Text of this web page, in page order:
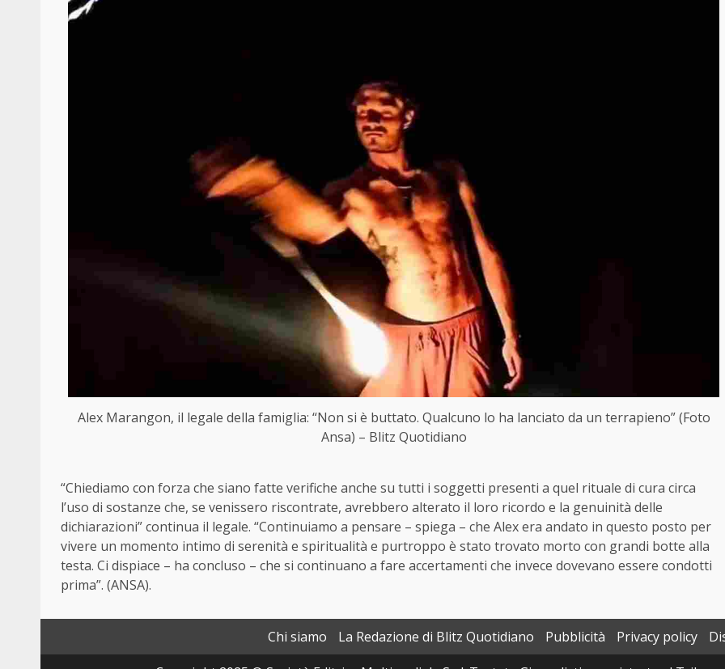
Alex Marangon, il legale della famiglia: “Non si è buttato. Qualcuno lo ha lanciato da un terrapieno” (Foto
Ansa) – Blitz Quotidiano
“Chiediamo con forza che siano fatte verifiche anche su tutti i soggetti presenti a quel rituale di cura circa
l’uso di sostanze che, se venissero riscontrate, avrebbero alterato il loro ricordo e la genuinità delle
dichiarazioni” continua il legale. “Continuiamo a pensare – spiega – che Alex era andato in questo posto per
vivere un momento intimo di serenità e spiritualità e purtroppo è stato trovato morto con grandi botte alla
testa. Ci dispiace – ha concluso – che si continuano a fare accertamenti che invece dovevano essere condotti
prima”. (ANSA).
Chi siamo La Redazione di Blitz Quotidiano Pubblicità Privacy policy